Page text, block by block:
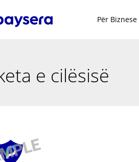
Për Biznese
e cilësisë